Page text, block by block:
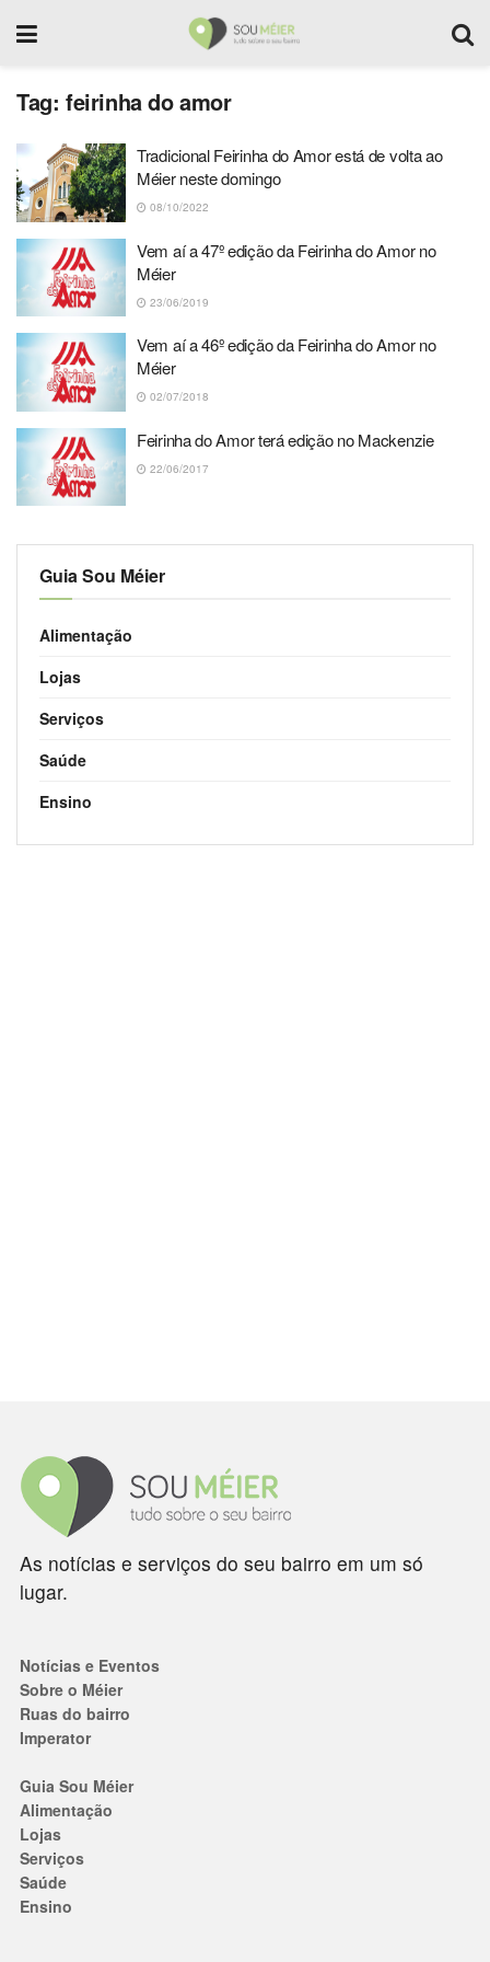
Tag: feirinha do amor
Tradicional Feirinha do Amor está de volta ao
Méier neste domingo
08/10/2022
Vem aí a 47º edição da Feirinha do Amor no
Méier
23/06/2019
Vem aí a 46º edição da Feirinha do Amor no
Méier
02/07/2018
Feirinha do Amor terá edição no Mackenzie
22/06/2017
Guia Sou Méier
Alimentação
Lojas
Serviços
Saúde
Ensino
As notícias e serviços do seu bairro em um só
lugar.
Notícias e Eventos
Sobre o Méier
Ruas do bairro
Imperator
Guia Sou Méier
Alimentação
Lojas
Serviços
Saúde
Ensino